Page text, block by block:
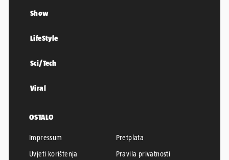
Show
LifeStyle
Sci/Tech
Viral
OSTALO
Impressum
Pretplata
Uvjeti korištenja
Pravila privatnosti